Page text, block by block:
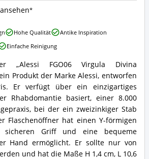
„Alessi FGO06 Virgula Divina
Produkt der Marke Alessi, entworfen
Er verfügt über ein einzigartiges
Rhabdomantie basiert, einer 8.000
bei der ein zweizinkiger Stab
Flaschenöffner hat einen Y-förmigen
sicheren Griff und eine bequeme
Hand ermöglicht. Er sollte nur von
und hat die Maße H 1,4 cm, L 10,6
Hohe Qualität
Antike Inspiration
Einfache Reinigung